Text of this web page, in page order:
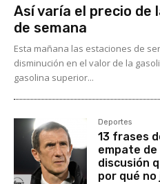
Así varía el precio de
de semana
Esta mañana las estaciones de
disminución en el valor de la
gasolina superior...
Deportes
13 frases
empate de
discusión
por qué no